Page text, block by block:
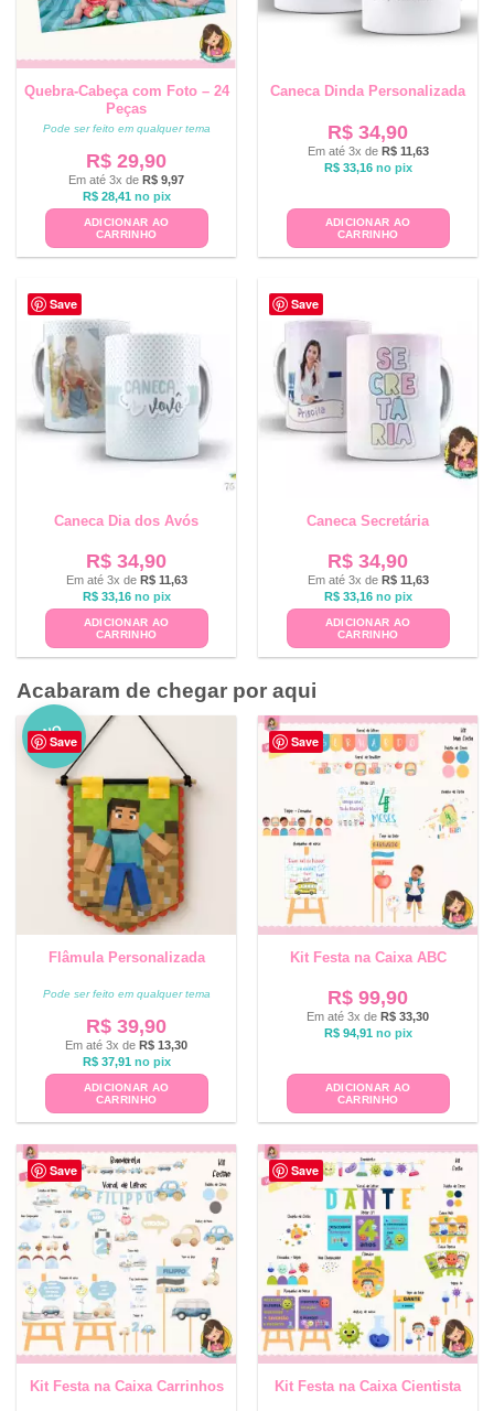
Quebra-Cabeça com Foto – 24
Peças
Pode ser feito em qualquer tema
R$ 29,90
Em até 3x de R$ 9,97
R$28,41 no pix
ADICIONAR AO
CARRINHO
Caneca Dinda Personalizada
R$ 34,90
Em até 3x de R$11,63
R$33,16 no pix
ADICIONAR AO
CARRINHO
Save
Caneca Dia dos Avós
R$ 34,90
Em até 3x de R$11,63
R$33,16 no pix
ADICIONAR AO
CARRINHO
Save
Caneca Secretária
R$ 34,90
Em até 3x de R$11,63
R$33,16 no pix
ADICIONAR AO
CARRINHO
Acabaram de chegar por aqui
Save
NO
VO
Flâmula Personalizada
Pode ser feito em qualquer tema
R$ 39,90
Em até 3x de R$ 13,30
R$37,91 no pix
ADICIONAR AO
CARRINHO
Save
Kit Festa na Caixa ABC
R$ 99,90
Em até 3x de R$ 33,30
R$94,91 no pix
ADICIONAR AO
CARRINHO
Save
Kit Festa na Caixa Carrinhos
Save
Kit Festa na Caixa Cientista